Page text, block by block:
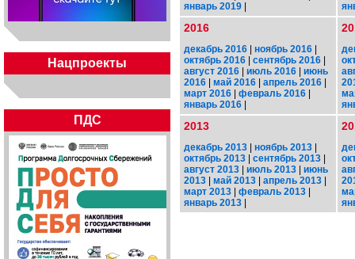
Нацпроекты
ПДС
январь 2019 |
2016
декабрь 2016 | ноябрь 2016 |
октябрь 2016 | сентябрь 2016 |
август 2016 | июль 2016 | июнь
2016 | май 2016 | апрель 2016 |
март 2016 | февраль 2016 |
январь 2016 |
2013
декабрь 2013 | ноябрь 2013 |
октябрь 2013 | сентябрь 2013 |
август 2013 | июль 2013 | июнь
2013 | май 2013 | апрель 2013 |
март 2013 | февраль 2013 |
январь 2013 |